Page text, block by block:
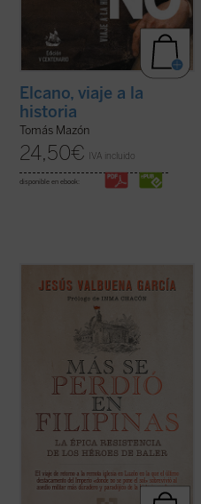
Elcano, viaje a la
historia
Tomás Mazón
24,50€ IVA incluido
disponible en ebook:
Un viaje en el tiempo a la remota iglesia en
la isla de Luzón en la que el último
destacamento del Imperio español
sobrevivió al asedio militar más duradero y
paradójico de la Historia moderna. El libro
recoge documentos inéditos y ...(ver ficha)